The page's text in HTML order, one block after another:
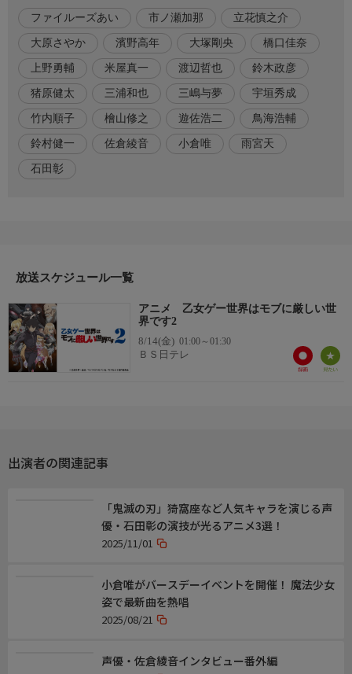
リオンはゲームの主人公であるオリヴィアや悪役令嬢のアンジェ
リカと友情を育み、子爵にまで上り詰めた。
しかし、リオンがゲームの流れを大きく変えたことで、世界は少
しずつ"歪み"を見せ始める。
番組内容
聖女となったマリエの聖女親衛隊に抜擢されたリオンは、
やがてホルファート王国を揺るがす陰謀に巻き込まれてい
き……。
出演者
ユリウス:鈴村健一
ジルク:鳥海浩輔
ブラッド:立花慎之介
クリス:遊佐浩二
グレッグ:檜山修之
カイル:竹内順子
(GCノベルズ/マイクロマガジン社刊)
キャラクター原案:孟達
キャラクターデザイン・総作画監督:鈴木政彦
CGディレクター:渡辺哲也
ファイルーズあい 市ノ瀬加那 立花慎之介
大原さやか 濱野高年 大塚剛央 橋口佳奈
上野勇輔 米屋真一 渡辺哲也 鈴木政彦
猪原健太 三浦和也 三嶋与夢 宇垣秀成
竹内順子 檜山修之 遊佐浩二 鳥海浩輔
鈴村健一 佐倉綾音 小倉唯 雨宮天
石田彰
放送スケジュール一覧
アニメ 乙女ゲー世界はモブに厳しい世
界です2
8/14(金) 01:00～01:30
ＢＳ日テレ
出演者の関連記事
「鬼滅の刃」猗窩座など人気キャラを演じる声
優・石田彰の演技が光るアニメ3選！
2025/11/01
小倉唯がバースデーイベントを開催！ 魔法少女
姿で最新曲を熱唱
2025/08/21
声優・佐倉綾音インタビュー番外編